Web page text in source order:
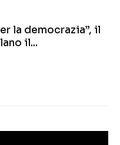
la democrazia”, il
il...